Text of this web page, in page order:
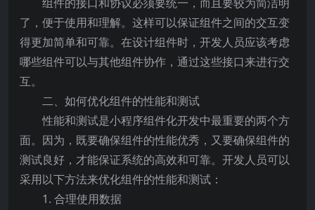
了，便于使用和理解。这样可以保证组件之间的交互变
得更加简单和可靠。在设计组件时，开发人员应该考虑
哪些组件可以与其他组件协作，通过这些接口来进行交
互。
二、如何优化组件的性能和测试
性能和测试是小程序组件化开发中最重要的两个方
面。因为，既要确保组件的性能优秀，又要确保组件的
测试良好，才能保证系统的高效和可靠。开发人员可以
采用以下方法来优化组件的性能和测试：
1. 合理使用数据